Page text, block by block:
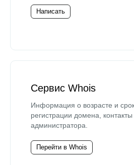
Написать
Сервис Whois
Информация о возрасте и
регистрации домена, контакты
администратора.
Перейти в Whois